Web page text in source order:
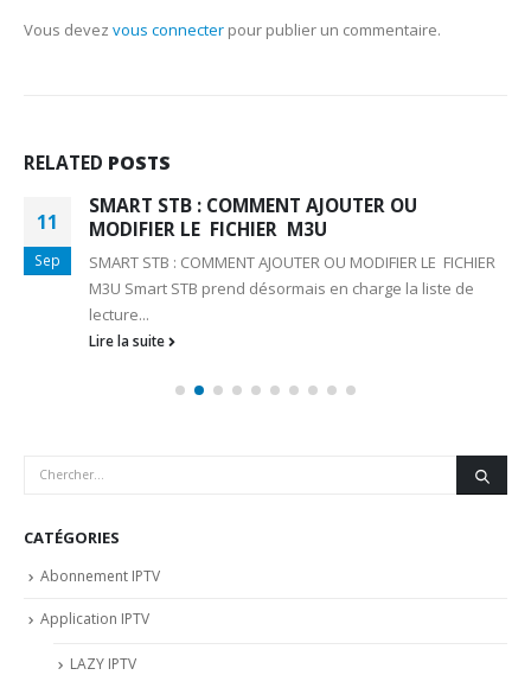
Vous devez vous connecter pour publier un commentaire.
RELATED POSTS
11
Sep
SMART STB : COMMENT AJOUTER OU
MODIFIER LE FICHIER M3U
SMART STB : COMMENT AJOUTER OU MODIFIER LE FICHIER
M3U Smart STB prend désormais en charge la liste de
lecture...
Lire la suite
CATÉGORIES
Abonnement IPTV
Application IPTV
LAZY IPTV